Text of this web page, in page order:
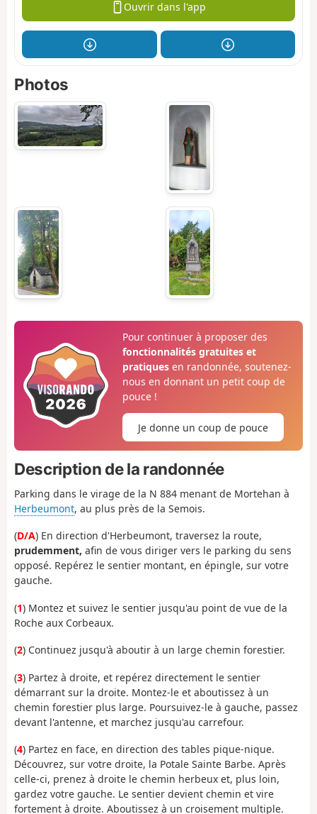
Ouvrir dans l'app
Photos
Pour continuer à proposer des
fonctionnalités gratuites et
pratiquesen randonnée, soutenez-
nous en donnant un petit coup de
pouce !
Je donne un coup de pouce
Description de la randonnée
Parking dans le virage de la N 884 menant de Mortehan à
Herbeumont, au plus près de la Semois.
(D/A) En direction d'Herbeumont, traversez la route,
prudemment, afin de vous diriger vers le parking du sens
opposé. Repérez le sentier montant, en épingle, sur votre
gauche.
(1) Montez et suivez le sentier jusqu'au point de vue de la
Roche aux Corbeaux.
(2) Continuez jusqu'à aboutir à un large chemin forestier.
(3) Partez à droite, et repérez directement le sentier
démarrant sur la droite. Montez-le et aboutissez à un
chemin forestier plus large. Poursuivez-le à gauche, passez
devant l'antenne, et marchez jusqu'au carrefour.
(4) Partez en face, en direction des tables pique-nique.
Découvrez, sur votre droite, la Potale Sainte Barbe. Après
celle-ci, prenez à droite le chemin herbeux et, plus loin,
gardez votre gauche. Le sentier devient chemin et vire
fortement à droite. Aboutissez à un croisement multiple.